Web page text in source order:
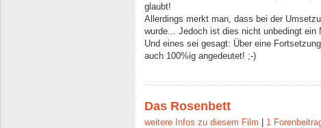
glaubt!
Allerdings merkt man, dass bei der
wurde... Jedoch ist dies nicht unbedingt ein
Und eines sei gesagt: Über eine
auch 100%ig angedeutet! ;-)
Das Rosenbett
weitere Infos zu diesem Film | 1